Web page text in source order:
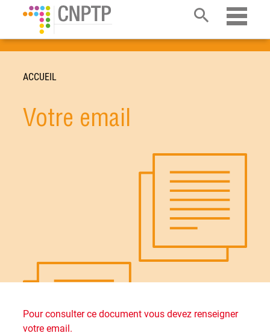
Ouvrir
ACCUEIL
Votre email
Pour consulter ce document vous devez renseigner
votre email.